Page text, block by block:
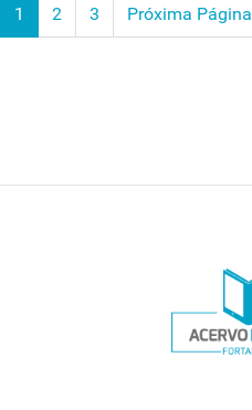
1 2 3 Próxima Página